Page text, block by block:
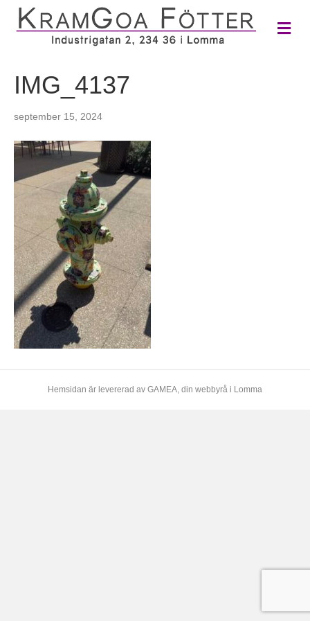
M
e
IMG_4137
september 15, 2024
Hemsidan är levererad av GAMEA, din webbyrå i Lomma